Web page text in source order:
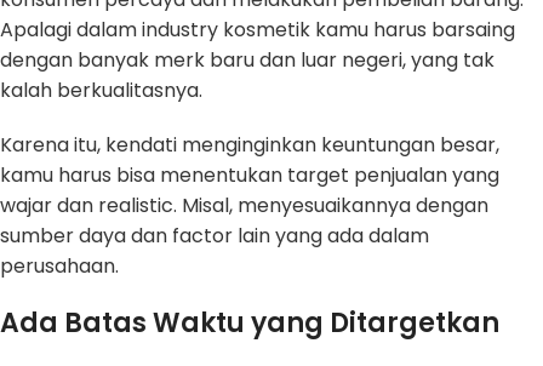
Apalagi dalam industry kosmetik kamu harus barsaing
dengan banyak merk baru dan luar negeri, yang tak
kalah berkualitasnya.
Karena itu, kendati menginginkan keuntungan besar,
kamu harus bisa menentukan target penjualan yang
wajar dan realistic. Misal, menyesuaikannya dengan
sumber daya dan factor lain yang ada dalam
perusahaan.
Ada Batas Waktu yang Ditargetkan